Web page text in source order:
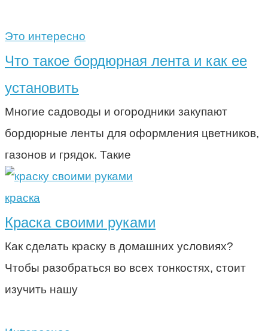
Это интересно
Что такое бордюрная лента и как ее
установить
Многие садоводы и огородники закупают
бордюрные ленты для оформления цветников,
газонов и грядок. Такие
краска
Краска своими руками
Как сделать краску в домашних условиях?
Чтобы разобраться во всех тонкостях, стоит
изучить нашу